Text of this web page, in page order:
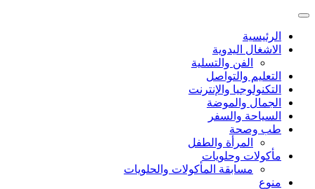
الرئيسية
الاشغال اليدوية
الفن والتسلية
التعليم والتواصل
التكنولوجيا والإنترنت
الجمال والموضة
السياحة والسفر
طب وصحة
المرأة والطفل
مأكولات وحلويات
مسابقة المأكولات والحلويات
منوع